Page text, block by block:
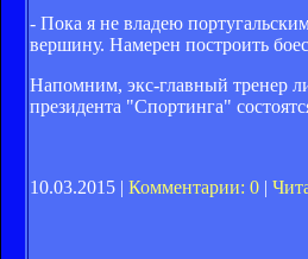
- Пока я не владею
вершину. Намерен построить
Напомним, экс-главный тренер
президента "Спортинга"
10.03.2015 | Комментарии: 0 |